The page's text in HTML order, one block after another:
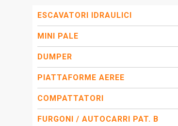
ESCAVATORI IDRAULICI
MINI PALE
DUMPER
PIATTAFORME AEREE
COMPATTATORI
FURGONI / AUTOCARRI PAT. B